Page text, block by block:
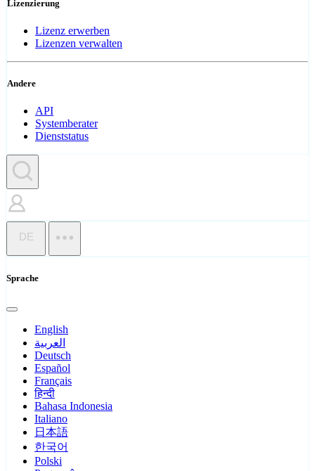
Lizenzierung
Lizenz erwerben
Lizenzen verwalten
Andere
API
Systemberater
Dienststatus
DE
Sprache
English
العربية
Deutsch
Español
Français
हिन्दी
Bahasa Indonesia
Italiano
日本語
한국어
Polski